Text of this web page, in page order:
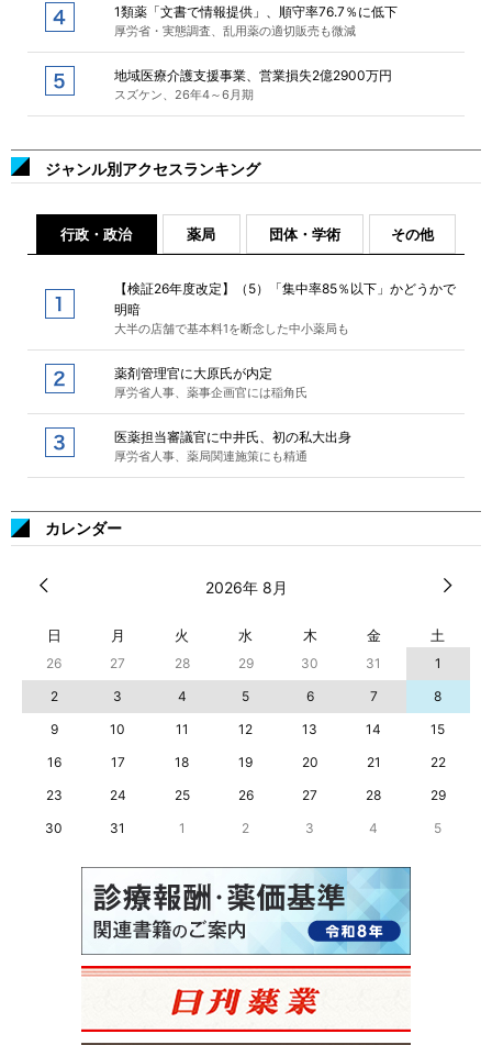
1類薬「文書で情報提供」、順守率76.7％に低下
厚労省・実態調査、乱用薬の適切販売も微減
地域医療介護支援事業、営業損失2億2900万円
スズケン、26年4～6月期
ジャンル別アクセスランキング
行政・政治 薬局 団体・学術 その他
【検証26年度改定】（5）「集中率85％以下」かどうかで
明暗
大半の店舗で基本料1を断念した中小薬局も
薬剤管理官に大原氏が内定
厚労省人事、薬事企画官には稲角氏
医薬担当審議官に中井氏、初の私大出身
厚労省人事、薬局関連施策にも精通
カレンダー
2026年 8月
日 月 火 水 木 金 土
26 27 28 29 30 31
1
2
3 4 5 6 7
8
9
10 11 12 13 14
15
16
17 18 19 20 21
22
23
24 25 26 27 28
29
30
31 1 2 3 4 5